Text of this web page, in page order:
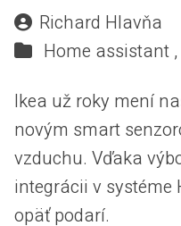
Richard Hlavňa
Home assistant ,
Ikea už roky mení
novým smart
vzduchu. Vďaka
integrácii v systéme
opäť podarí.